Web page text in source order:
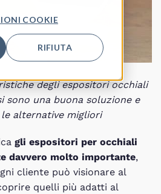
COOKIE
RIFIUTA
degli espositori occhiali
sono una buona soluzione e
alternative migliori
gli espositori per occhiali
davvero molto importante,
cliente può visionare al
quelli più adatti al